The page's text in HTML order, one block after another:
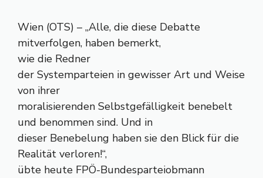
Wien (OTS) – „Alle, die diese Debatte
mitverfolgen, haben bemerkt,
wie die Redner
der Systemparteien in gewisser Art und Weise
von ihrer
moralisierenden Selbstgefälligkeit benebelt
und benommen sind. Und in
dieser Benebelung haben sie den Blick für die
Realität verloren!“,
übte heute FPÖ-Bundesparteiobmann